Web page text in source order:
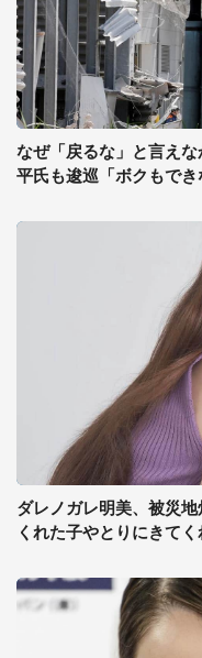
なぜ「戻るな」と言え
平氏も逡巡「ボクもでき
ダレノガレ明美、被災
くれた子やとりにきてく